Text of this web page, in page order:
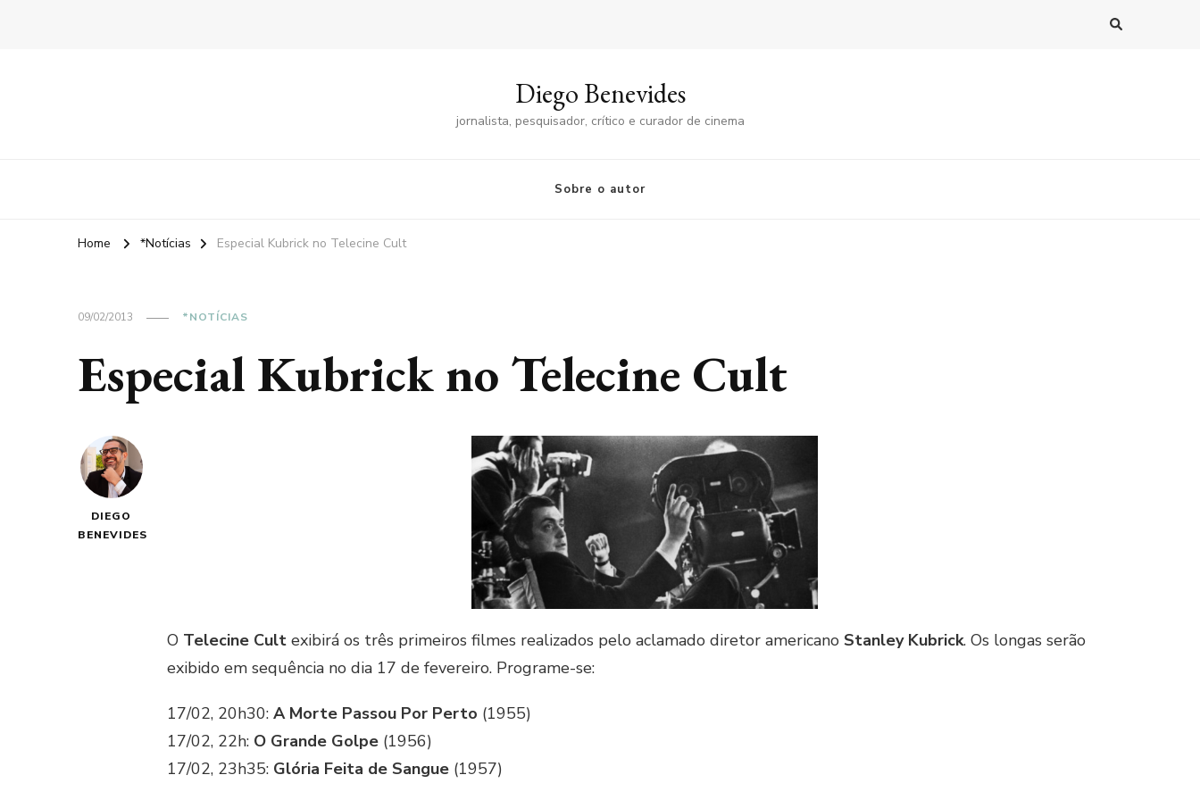
Diego Benevides
jornalista, pesquisador, crítico e curador de cinema
Sobre o autor
Home *Notícias Especial Kubrick no Telecine Cult
09/02/2013 *NOTÍCIAS
Especial Kubrick no Telecine Cult
DIEGO
BENEVIDES
O Telecine Cult exibirá os três primeiros filmes realizados pelo aclamado diretor americano Stanley Kubrick. Os longas serão
exibido em sequência no dia 17 de fevereiro. Programe-se:
17/02, 20h30: A Morte Passou Por Perto (1955)
17/02, 22h: O Grande Golpe (1956)
17/02, 23h35: Glória Feita de Sangue (1957)